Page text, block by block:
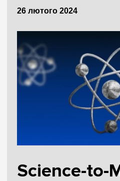
26 лютого 2024
Science-to-